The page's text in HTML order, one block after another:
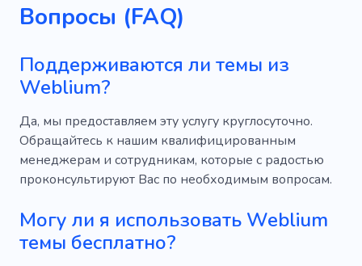
Вопросы (FAQ)
Поддерживаются ли темы из
Weblium?
Да, мы предоставляем эту услугу круглосуточно.
Обращайтесь к нашим квалифицированным
менеджерам и сотрудникам, которые с радостью
проконсультируют Вас по необходимым вопросам.
Могу ли я использовать Weblium
темы бесплатно?